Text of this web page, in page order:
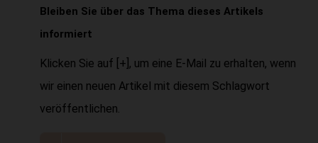
Bleiben Sie über das Thema dieses Artikels
informiert
Klicken Sie auf [+], um eine E-Mail zu erhalten, wenn
wir einen neuen Artikel mit diesem Schlagwort
veröffentlichen.